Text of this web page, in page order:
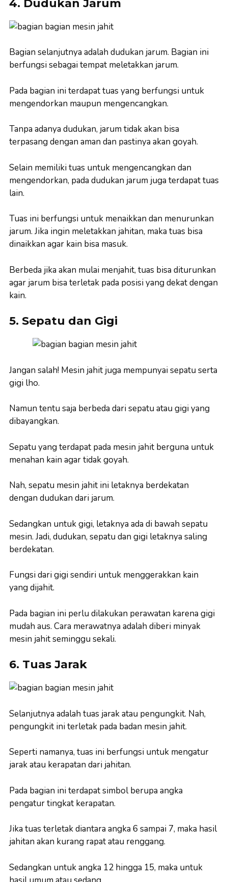
4. Dudukan Jarum
Bagian selanjutnya adalah dudukan jarum. Bagian ini
berfungsi sebagai tempat meletakkan jarum.
Pada bagian ini terdapat tuas yang berfungsi untuk
mengendorkan maupun mengencangkan.
Tanpa adanya dudukan, jarum tidak akan bisa
terpasang dengan aman dan pastinya akan goyah.
Selain memiliki tuas untuk mengencangkan dan
mengendorkan, pada dudukan jarum juga terdapat tuas
lain.
Tuas ini berfungsi untuk menaikkan dan menurunkan
jarum. Jika ingin meletakkan jahitan, maka tuas bisa
dinaikkan agar kain bisa masuk.
Berbeda jika akan mulai menjahit, tuas bisa diturunkan
agar jarum bisa terletak pada posisi yang dekat dengan
kain.
5. Sepatu dan Gigi
Jangan salah! Mesin jahit juga mempunyai sepatu serta
gigi lho.
Namun tentu saja berbeda dari sepatu atau gigi yang
dibayangkan.
Sepatu yang terdapat pada mesin jahit berguna untuk
menahan kain agar tidak goyah.
Nah, sepatu mesin jahit ini letaknya berdekatan
dengan dudukan dari jarum.
Sedangkan untuk gigi, letaknya ada di bawah sepatu
mesin. Jadi, dudukan, sepatu dan gigi letaknya saling
berdekatan.
Fungsi dari gigi sendiri untuk menggerakkan kain
yang dijahit.
Pada bagian ini perlu dilakukan perawatan karena gigi
mudah aus. Cara merawatnya adalah diberi minyak
mesin jahit seminggu sekali.
6. Tuas Jarak
Selanjutnya adalah tuas jarak atau pengungkit. Nah,
pengungkit ini terletak pada badan mesin jahit.
Seperti namanya, tuas ini berfungsi untuk mengatur
jarak atau kerapatan dari jahitan.
Pada bagian ini terdapat simbol berupa angka
pengatur tingkat kerapatan.
Jika tuas terletak diantara angka 6 sampai 7, maka hasil
jahitan akan kurang rapat atau renggang.
Sedangkan untuk angka 12 hingga 15, maka untuk